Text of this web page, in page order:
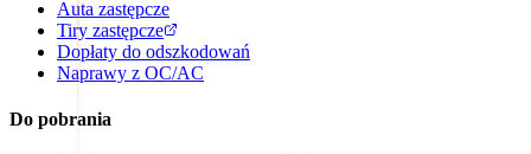
Auta zastępcze
Tiry zastępcze
Dopłaty do odszkodowań
Naprawy z OC/AC
Do pobrania